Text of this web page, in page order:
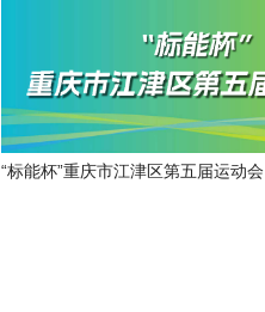
“标能杯”重庆市江津区第五届运动会